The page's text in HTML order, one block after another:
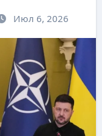
Июл 6, 2026